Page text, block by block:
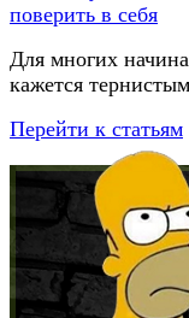
Для многих
кажется
Перейти к статьям